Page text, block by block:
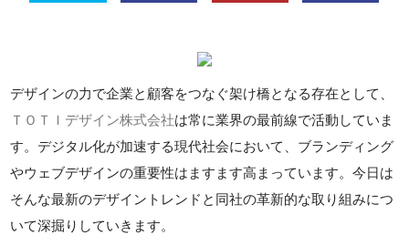
デザインの力で企業と顧客をつなぐ架け橋となる存在として、
ＴＯＴＩデザイン株式会社は常に業界の最前線で活動していま
す。デジタル化が加速する現代社会において、ブランディング
やウェブデザインの重要性はますます高まっています。今日は
そんな最新のデザイントレンドと同社の革新的な取り組みにつ
いて深掘りしていきます。